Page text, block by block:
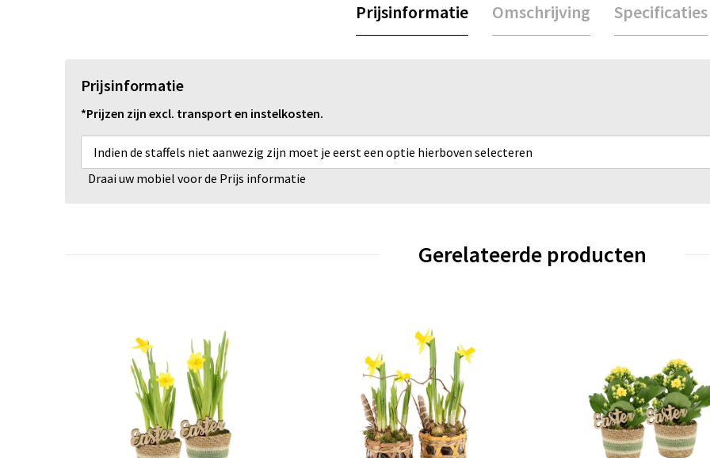
Prijsinformatie Omschrijving Specificaties
Prijsinformatie
*Prijzen zijn excl. transport en instelkosten.
Indien de staffels niet aanwezig zijn moet je eerst een optie hierboven selecteren
Draai uw mobiel voor de Prijs informatie
Gerelateerde producten